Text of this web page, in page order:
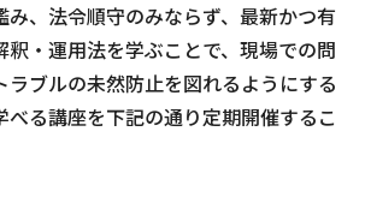
み、法令順守のみならず、最新かつ有
釈・運用法を学ぶことで、現場での問
ラブルの未然防止を図れるようにする
べる講座を下記の通り定期開催するこ